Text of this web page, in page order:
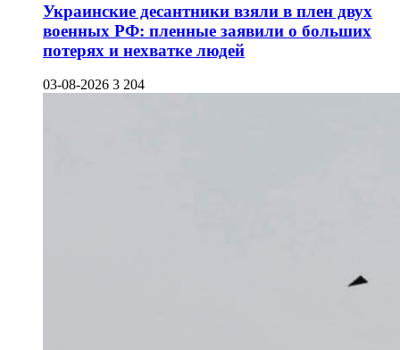
Украинские десантники взяли в плен двух
военных РФ: пленные заявили о больших
потерях и нехватке людей
03-08-2026 3 204